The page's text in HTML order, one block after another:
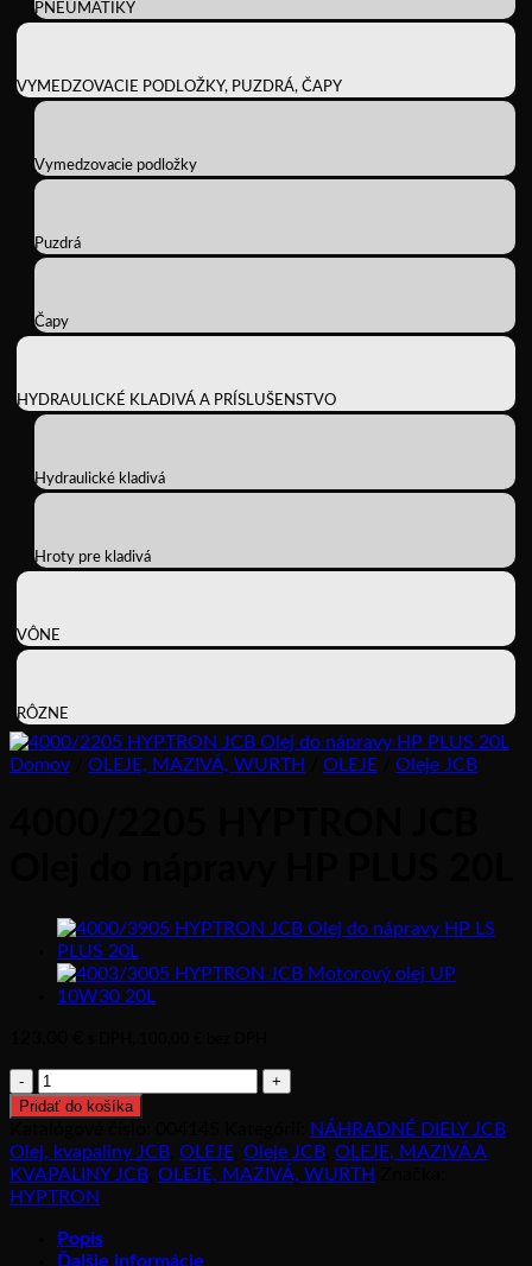
PNEUMATIKY
VYMEDZOVACIE PODLOŽKY, PUZDRÁ, ČAPY
Vymedzovacie podložky
Puzdrá
Čapy
HYDRAULICKÉ KLADIVÁ A PRÍSLUŠENSTVO
Hydraulické kladivá
Hroty pre kladivá
VÔNE
RÔZNE
Domov OLEJE, MAZIVÁ, WURTH OLEJE Oleje JCB
množstvo
4000/2205
HYPTRON
JCB
Olej
do
HP
PLUS
Pridať do košíka
NÁHRADNÉ DIELY JCB
Olej, kvapaliny JCB OLEJE Oleje JCB OLEJE, MAZIVÁ A
KVAPALINY JCB OLEJE, MAZIVÁ, WURTH
HYPTRON
Popis
Ďalšie informácie